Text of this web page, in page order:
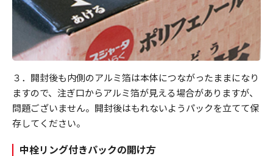
３．開封後も内側のアルミ箔は本体につながったままになり
ますので、注ぎ口からアルミ箔が見える場合がありますが、
問題ございません。開封後はもれないようパックを立てて保
存してください。
中栓リング付きパックの開け方